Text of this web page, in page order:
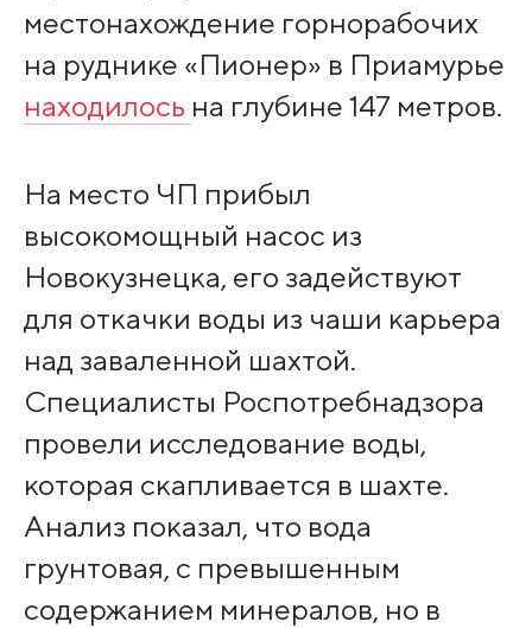
местонахождение горнорабочих
на руднике «Пионер» в Приамурье
находилось на глубине 147 метров.
На место ЧП прибыл
высокомощный насос из
Новокузнецка, его задействуют
для откачки воды из чаши карьера
над заваленной шахтой.
Специалисты Роспотребнадзора
провели исследование воды,
которая скапливается в шахте.
Анализ показал, что вода
грунтовая, с превышенным
содержанием минералов, но в